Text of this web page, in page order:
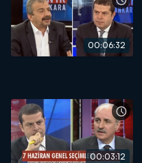
00:06:32
00:03:12